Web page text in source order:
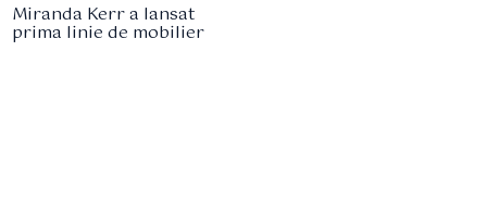
Miranda Kerr a lansat
prima linie de mobilier